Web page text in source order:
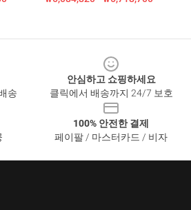
송
안심하고 쇼핑하세요
클릭에서 배송까지 24/7 보호
100% 안전한 결제
페이팔 / 마스터카드 / 비자